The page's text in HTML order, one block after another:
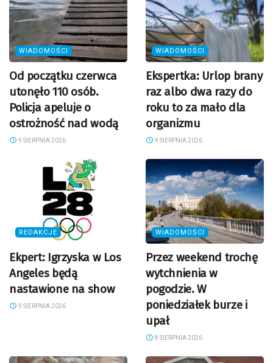
WIADOMOŚCI
Od początku czerwca
utonęło 110 osób.
Policja apeluje o
ostrożność nad wodą
9 SIERPNIA 2026
WIADOMOŚCI
Ekspertka: Urlop brany
raz albo dwa razy do
roku to za mało dla
organizmu
9 SIERPNIA 2026
REDAKCJE
Ekpert: Igrzyska w Los
Angeles będą
nastawione na show
9 SIERPNIA 2026
WIADOMOŚCI
Przez weekend trochę
wytchnienia w
pogodzie. W
poniedziałek burze i
upał
8 SIERPNIA 2026